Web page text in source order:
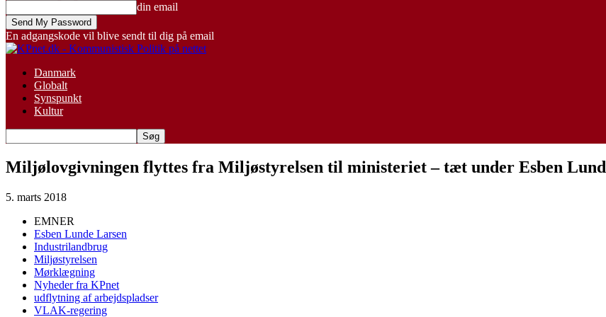
din email
En adgangskode vil blive sendt til dig på email
Danmark
Globalt
Synspunkt
Kultur
Miljølovgivningen flyttes fra Miljøstyrelsen til ministeriet – tæt under Esben
5. marts 2018
EMNER
Esben Lunde Larsen
Industrilandbrug
Miljøstyrelsen
Mørklægning
Nyheder fra KPnet
udflytning af arbejdspladser
VLAK-regering